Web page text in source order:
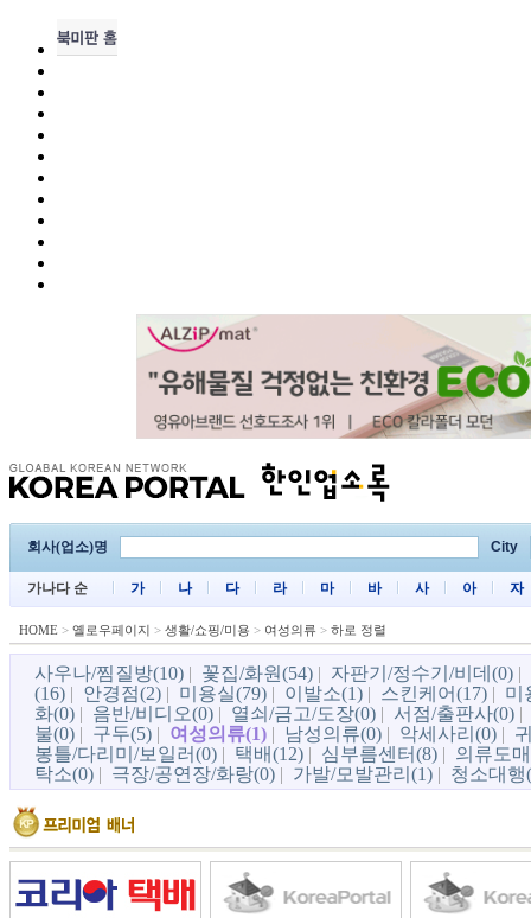
회사(업소)명 City
가나다 순 가 나 다 라 마 바 사 아 자
HOME > 옐로우페이지 > 생활/쇼핑/미용 > 여성의류 > 하로 정렬
사우나/찜질방(10) | 꽃집/화원(54) | 자판기/정수기/비데(0) |
(16) | 안경점(2) | 미용실(79) | 이발소(1) | 스킨케어(17) | 미
화(0) | 음반/비디오(0) | 열쇠/금고/도장(0) | 서점/출판사(0) |
불(0) | 구두(5) | 여성의류(1) | 남성의류(0) | 악세사리(0) |
봉틀/다리미/보일러(0) | 택배(12) | 심부름센터(8) | 의류도
탁소(0) | 극장/공연장/화랑(0) | 가발/모발관리(1) | 청소대행